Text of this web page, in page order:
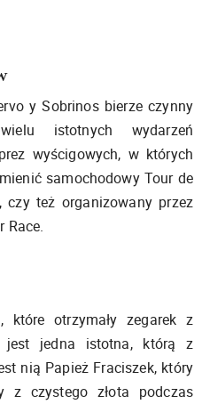
y Sobrinos bierze czynny
istotnych wydarzeń
wyścigowych, w których
samochodowy Tour de
też organizowany przez
Race.
które otrzymały zegarek z
jest jedna istotna, którą z
nią Papież Fraciszek, który
z czystego złota podczas